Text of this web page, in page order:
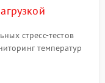
стресс-тестов
температур
на отсутствие
и зависаний.